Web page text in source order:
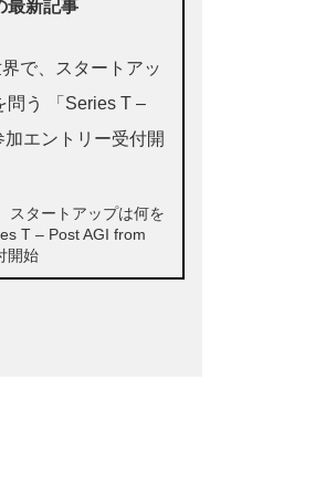
最新記事
スタートアップは何を
T – Post AGI from
開始